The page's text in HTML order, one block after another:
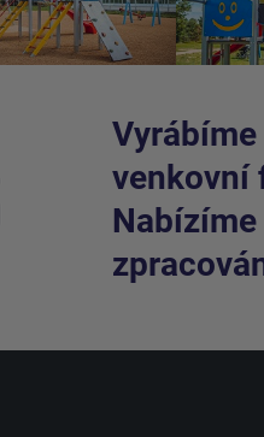
venkovní